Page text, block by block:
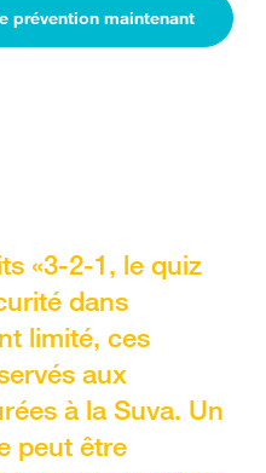
prévention maintenant
«3-2-1, le quiz
dans
limité, ces
aux
à la Suva. Un
peut être